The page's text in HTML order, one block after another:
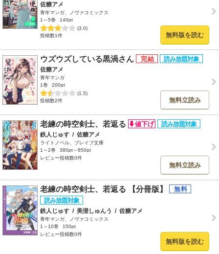
佐糖アメ
青年マンガ、ノヴァコミックス
1～5巻
140pt
(3.0)
投稿数1件
無料版を読む
ウズウズしている黒渦さん
佐糖アメ
青年マンガ
1巻
200pt
(1.5)
投稿数2件
無料立読み
老練の時空剣士、若返る
鉄人じゅす / 佐糖アメ
ライトノベル、ブレイブ文庫
1～2巻
380pt～850pt
レビュー投稿数0件
無料立読み
老練の時空剣士、若返る 【分冊版】
鉄人じゅす / 美澄しゅんう / 佐糖アメ
青年マンガ、ノヴァコミックス
1～10巻
150pt
レビュー投稿数0件
無料版を読む